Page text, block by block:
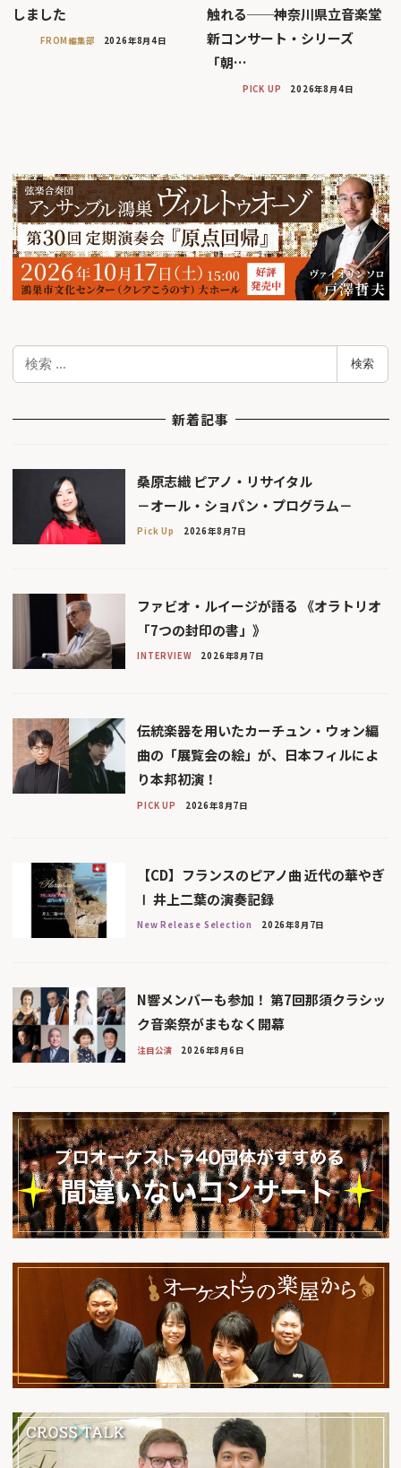
しました
FROM編集部 2026年8月4日
触れる──神奈川県立音楽堂
新コンサート・シリーズ
「朝…
PICK UP 2026年8月4日
検
検索
新着記事
桑原志織 ピアノ・リサイタル
－オール・ショパン・プログラム－
Pick Up 2026年8月7日
ファビオ・ルイージが語る 《オラトリオ
「7つの封印の書」》
INTERVIEW 2026年8月7日
伝統楽器を用いたカーチュン・ウォン編
曲の「展覧会の絵」が、日本フィルによ
り本邦初演！
PICK UP 2026年8月7日
【CD】フランスのピアノ曲 近代の華やぎ
Ⅰ 井上二葉の演奏記録
New Release Selection 2026年8月7日
N響メンバーも参加！ 第7回那須クラシッ
ク音楽祭がまもなく開幕
注目公演 2026年8月6日